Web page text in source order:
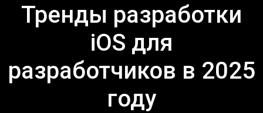
Тренды разработки
iOS для
разработчиков в 2025
году